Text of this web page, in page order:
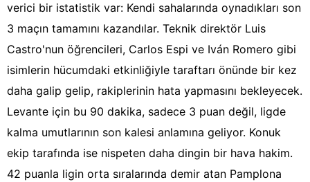
verici bir istatistik var: Kendi sahalarında oynadıkları son
3 maçın tamamını kazandılar. Teknik direktör Luis
Castro'nun öğrencileri, Carlos Espi ve Iván Romero gibi
isimlerin hücumdaki etkinliğiyle taraftarı önünde bir kez
daha galip gelip, rakiplerinin hata yapmasını bekleyecek.
Levante için bu 90 dakika, sadece 3 puan değil, ligde
kalma umutlarının son kalesi anlamına geliyor. Konuk
ekip tarafında ise nispeten daha dingin bir hava hakim.
42 puanla ligin orta sıralarında demir atan Pamplona